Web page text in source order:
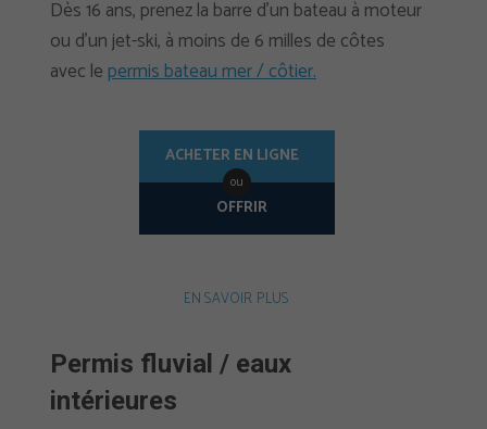
Dès 16 ans, prenez la barre d’un bateau à moteur
ou d’un jet-ski, à moins de 6 milles de côtes
avec le permis bateau mer / côtier.
ACHETER EN LIGNE
ou
OFFRIR
EN SAVOIR PLUS
Permis fluvial / eaux
intérieures